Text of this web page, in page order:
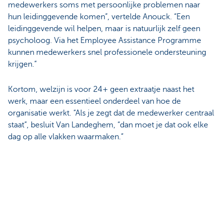
medewerkers soms met persoonlijke problemen naar
hun leidinggevende komen”, vertelde Anouck. “Een
leidinggevende wil helpen, maar is natuurlijk zelf geen
psycholoog. Via het Employee Assistance Programme
kunnen medewerkers snel professionele ondersteuning
krijgen.”
Kortom, welzijn is voor 24+ geen extraatje naast het
werk, maar een essentieel onderdeel van hoe de
organisatie werkt. “Als je zegt dat de medewerker centraal
staat”, besluit Van Landeghem, “dan moet je dat ook elke
dag op alle vlakken waarmaken.”